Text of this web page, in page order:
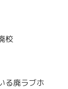
校
る廃ラブホ